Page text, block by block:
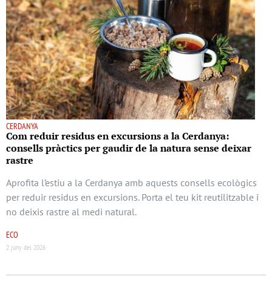
CERDANYA
Com reduir residus en excursions a la Cerdanya:
consells pràctics per gaudir de la natura sense deixar
rastre
Aprofita l’estiu a la Cerdanya amb aquests consells ecològics
per reduir residus en excursions. Porta el teu kit reutilitzable i
no deixis rastre al medi natural.
ECO
2 juny del 2026